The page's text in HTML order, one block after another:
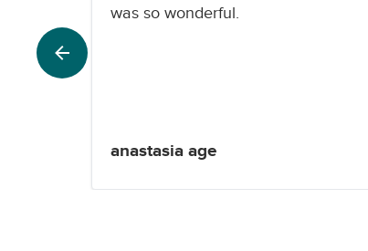
was so wonderful.
anastasia age